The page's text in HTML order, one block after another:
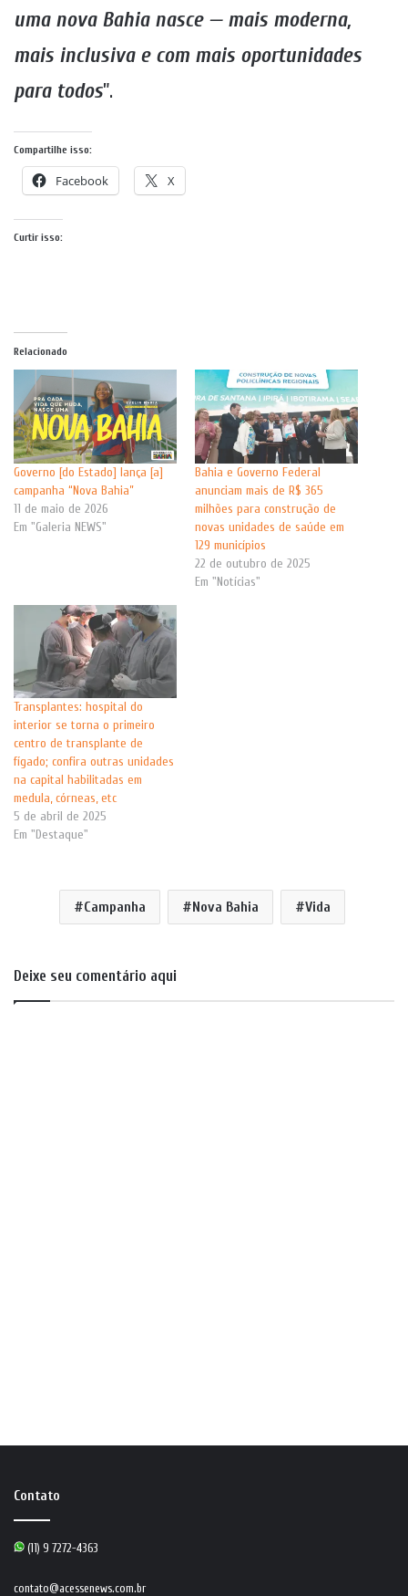
uma nova Bahia nasce — mais moderna,
mais inclusiva e com mais oportunidades
para todos”.
Compartilhe isso:
Facebook X
Curtir isso:
Relacionado
Governo [do Estado] lança [a]
campanha “Nova Bahia”
11 de maio de 2026
Em "Galeria NEWS"
Bahia e Governo Federal
anunciam mais de R$ 365
milhões para construção de
novas unidades de saúde em
129 municípios
22 de outubro de 2025
Em "Notícias"
Transplantes: hospital do
interior se torna o primeiro
centro de transplante de
fígado; confira outras unidades
na capital habilitadas em
medula, córneas, etc
5 de abril de 2025
Em "Destaque"
Campanha Nova Bahia Vida
Deixe seu comentário aqui
Contato
(11) 9 7272-4363
contato@acessenews.com.br